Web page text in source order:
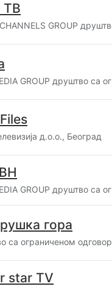
ТВ
GROUP
GROUP друштво са
д.о.о., Београд
GROUP друштво са
гора
са ограниченом
star TV